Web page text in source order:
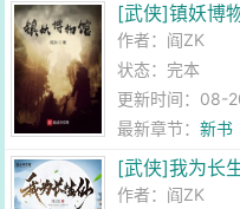
[武侠]镇妖博
作者： 阎ZK
状态：完本
更新时间：08-
最新章节：新书
[武侠]我为长
作者： 阎ZK